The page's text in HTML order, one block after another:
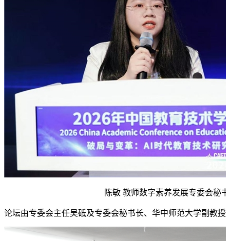
陈敏 教师数字素养发展专委会秘
论坛由专委会主任吴砥及专委会秘书长、华中师范大学副教授